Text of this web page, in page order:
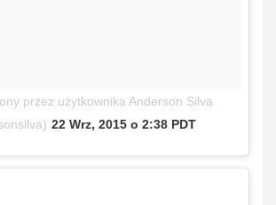
przez użytkownika Anderson Silva
22 Wrz, 2015 o 2:38 PDT